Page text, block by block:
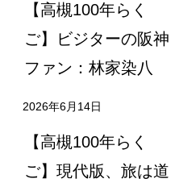
【高槻100年らく
ご】ビジターの阪神
ファン：林家染八
2026年6月14日
【高槻100年らく
ご】現代版、旅は道